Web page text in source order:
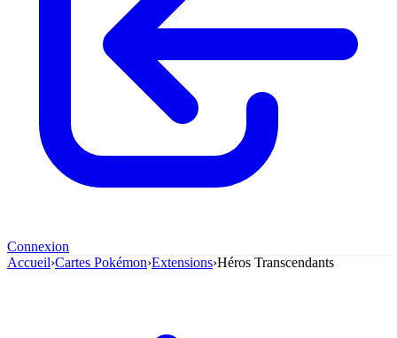
Connexion
Accueil›Cartes Pokémon›Extensions›Héros Transcendants